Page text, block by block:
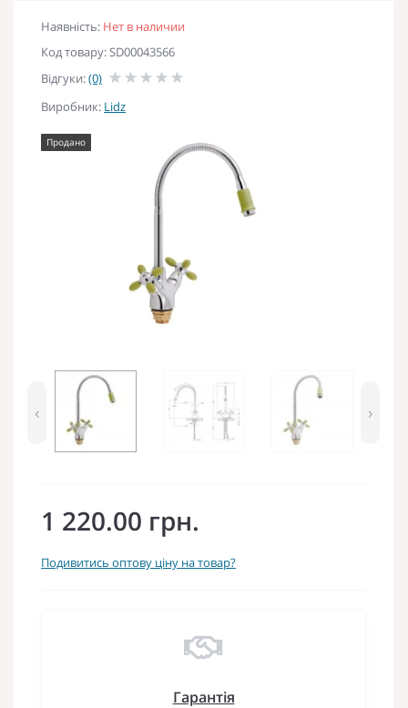
Наявність: Нет в наличии
Код товару: SD00043566
Відгуки:(0)
Виробник: Lidz
Продано
‹ ›
1 220.00 грн.
Подивитись оптову ціну на товар?
Гарантія